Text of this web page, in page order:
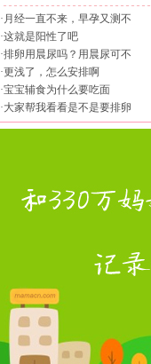
· 月经一直不来，早孕又测不
·这就是阳性了吧
·排卵用晨尿吗？用晨尿可不
·更浅了，怎么安排啊
·宝宝辅食为什么要吃面
·大家帮我看看是不是要排卵